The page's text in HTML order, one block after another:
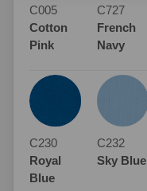
C005
Cotton
Pink
C727
French
Navy
C230
Royal
Blue
C232
Sky Blue